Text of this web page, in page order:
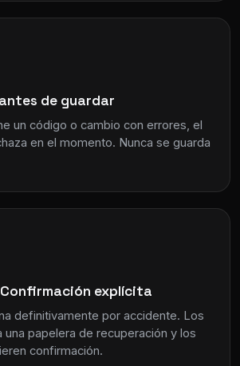
de guardar
un código o cambio con errores, el
en el momento. Nunca se guarda
explícita
definitivamente por accidente. Los
una papelera de recuperación y los
confirmación.